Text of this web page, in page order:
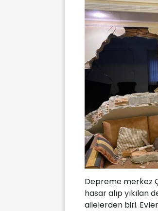
Depreme merkez
hasar alıp
ailelerden biri.